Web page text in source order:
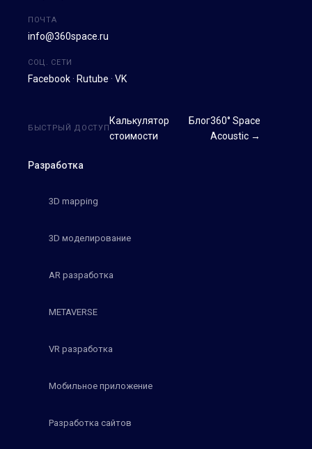
ПОЧТА
info@360space.ru
СОЦ. СЕТИ
Facebook · Rutube · VK
Разработка
3D mapping
3D моделирование
AR разработка
METAVERSE
VR разработка
Мобильное приложение
Разработка сайтов
БЫСТРЫЙ ДОСТУП
Калькулятор
стоимости
Блог360° Space
Acoustic →